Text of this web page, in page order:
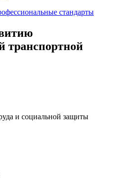
стандарты
транспортной
и социальной защиты